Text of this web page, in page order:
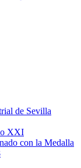
de Sevilla
XXI
con la Medalla